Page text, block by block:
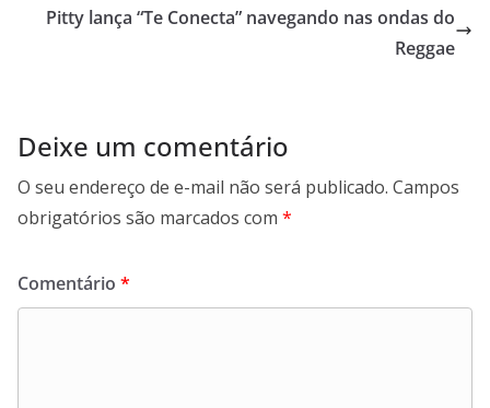
Pitty lança “Te Conecta” navegando nas ondas do
Reggae
Deixe um comentário
O seu endereço de e-mail não será publicado. Campos
obrigatórios são marcados com *
Comentário *